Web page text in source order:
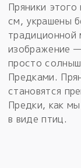
Пряники
см, украшены
традиционной
изображение
просто
Предками.
становятся
Предки, как
в виде птиц.